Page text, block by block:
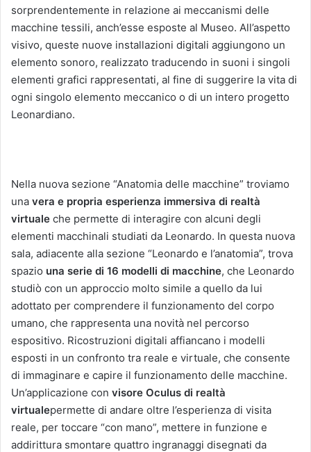
sorprendentemente in relazione ai meccanismi delle
macchine tessili, anch’esse esposte al Museo. All’aspetto
visivo, queste nuove installazioni digitali aggiungono un
elemento sonoro, realizzato traducendo in suoni i singoli
elementi grafici rappresentati, al fine di suggerire la vita di
ogni singolo elemento meccanico o di un intero progetto
Leonardiano.
Nella nuova sezione “Anatomia delle macchine” troviamo
una vera e propria esperienza immersiva di realtà
virtuale che permette di interagire con alcuni degli
elementi macchinali studiati da Leonardo. In questa nuova
sala, adiacente alla sezione “Leonardo e l’anatomia”, trova
spazio una serie di 16 modelli di macchine, che Leonardo
studiò con un approccio molto simile a quello da lui
adottato per comprendere il funzionamento del corpo
umano, che rappresenta una novità nel percorso
espositivo. Ricostruzioni digitali affiancano i modelli
esposti in un confronto tra reale e virtuale, che consente
di immaginare e capire il funzionamento delle macchine.
Un’applicazione con visore Oculus di realtà
virtualepermette di andare oltre l’esperienza di visita
reale, per toccare “con mano”, mettere in funzione e
addirittura smontare quattro ingranaggi disegnati da